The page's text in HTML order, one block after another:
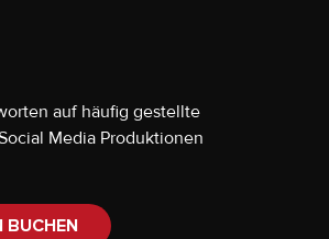
auf häufig gestellte
Media Produktionen
BUCHEN